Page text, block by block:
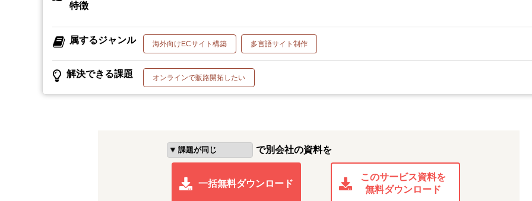
特徴
属するジャンル 海外向けECサイト構築 多言語サイト制作
解決できる課題 オンラインで販路開拓したい
で別会社の資料を
一括無料ダウンロード
このサービス資料を
無料ダウンロード